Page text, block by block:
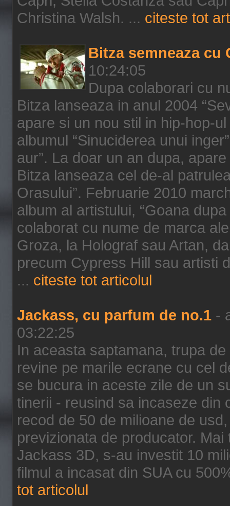
Christina Walsh. ... citeste tot
Bitza semneaza cu
10:24:05
Dupa colaborari cu
Bitza lanseaza in anul 2004
apare si un nou stil in hip-hop-
albumul “Sinuciderea unui
aur”. La doar un an dupa,
Bitza lanseaza cel de-al
Orasului”. Februarie 2010
album al artistului, “Goana
colaborat cu nume de marca
Groza, la Holograf sau Artan,
precum Cypress Hill sau artisti
... citeste tot articolul
Jackass, cu parfum de no.1 -
03:22:25
In aceasta saptamana, trupa
revine pe marile ecrane cu cel
se bucura in aceste zile de un
tinerii - reusind sa incaseze din
recod de 50 de milioane de
previzionata de producator.
Jackass 3D, s-au investit 10
filmul a incasat din SUA cu
tot articolul